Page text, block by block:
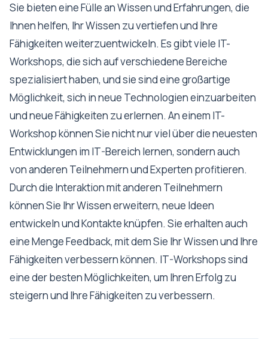
Sie bieten eine Fülle an Wissen und Erfahrungen, die
Ihnen helfen, Ihr Wissen zu vertiefen und Ihre
Fähigkeiten weiterzuentwickeln. Es gibt viele IT-
Workshops, die sich auf verschiedene Bereiche
spezialisiert haben, und sie sind eine großartige
Möglichkeit, sich in neue Technologien einzuarbeiten
und neue Fähigkeiten zu erlernen. An einem IT-
Workshop können Sie nicht nur viel über die neuesten
Entwicklungen im IT-Bereich lernen, sondern auch
von anderen Teilnehmern und Experten profitieren.
Durch die Interaktion mit anderen Teilnehmern
können Sie Ihr Wissen erweitern, neue Ideen
entwickeln und Kontakte knüpfen. Sie erhalten auch
eine Menge Feedback, mit dem Sie Ihr Wissen und Ihre
Fähigkeiten verbessern können. IT-Workshops sind
eine der besten Möglichkeiten, um Ihren Erfolg zu
steigern und Ihre Fähigkeiten zu verbessern.